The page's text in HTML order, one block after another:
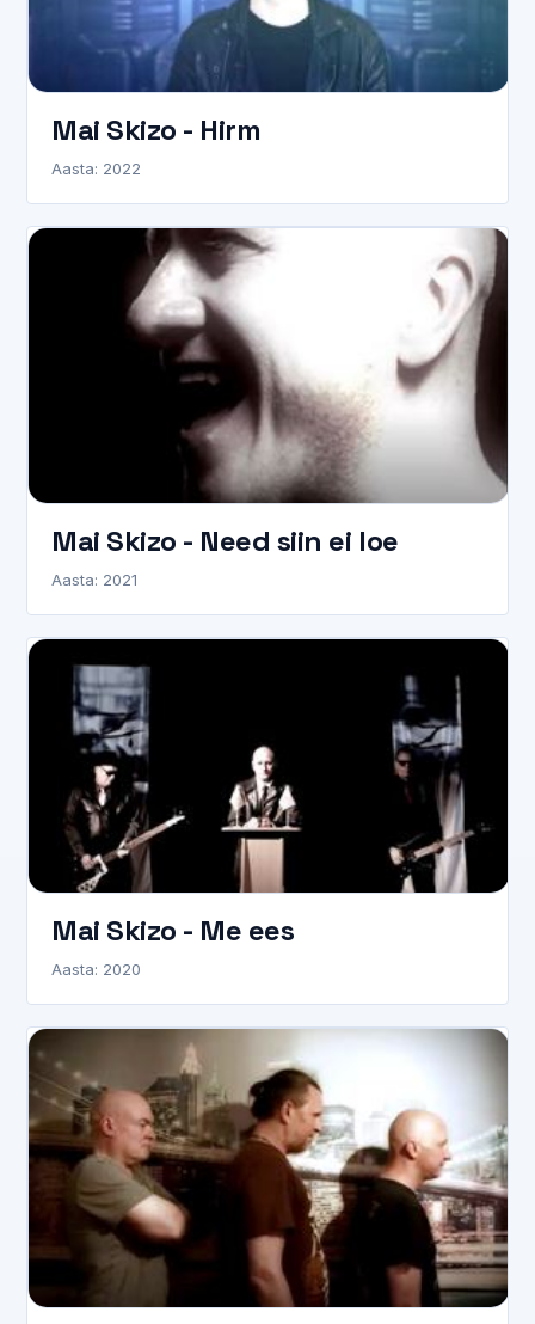
Mai Skizo - Hirm
Aasta: 2022
Mai Skizo - Need siin ei loe
Aasta: 2021
Mai Skizo - Me ees
Aasta: 2020